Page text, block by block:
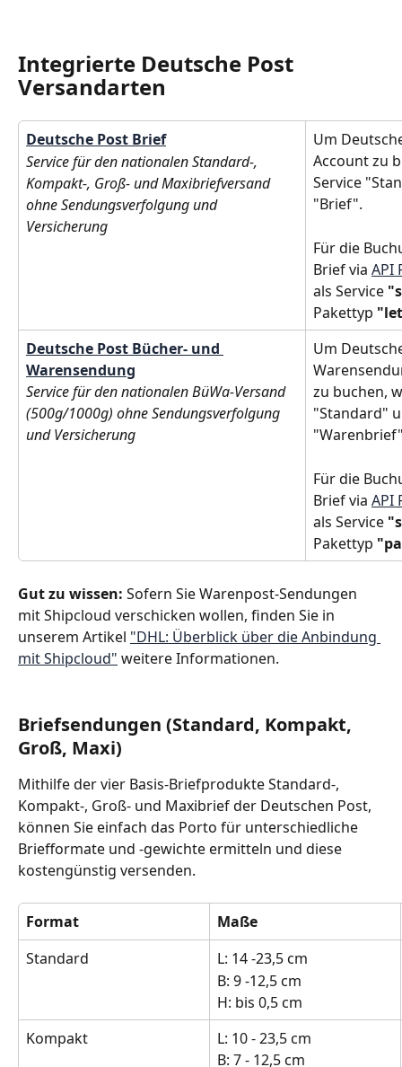
Integrierte Deutsche Post
Versandarten
Deutsche Post Brief
Service für den nationalen Standard-,
Kompakt-, Groß- und Maxibriefversand
ohne Sendungsverfolgung und
Versicherung
Um
Account zu
Service
"Brief".
Für die
Brief via API
als Service
Pakettyp
Deutsche Post Bücher- und
Warensendung
Service für den nationalen BüWa-Versand
(500g/1000g) ohne Sendungsverfolgung
und Versicherung
Um
zu buchen,
"Standard"
Für die
Brief via API
als Service
Pakettyp
Gut zu wissen: Sofern Sie Warenpost-Sendungen
mit Shipcloud verschicken wollen, finden Sie in
unserem Artikel "DHL: Überblick über die Anbindung
mit Shipcloud" weitere Informationen.
Briefsendungen (Standard, Kompakt,
Groß, Maxi)
Mithilfe der vier Basis-Briefprodukte Standard-,
Kompakt-, Groß- und Maxibrief der Deutschen Post,
können Sie einfach das Porto für unterschiedliche
Briefformate und -gewichte ermitteln und diese
kostengünstig versenden.
Format
Maße
Standard
L: 14 -23,5 cm
B: 9 -12,5 cm
H: bis 0,5 cm
Kompakt
L: 10 - 23,5 cm
B: 7 - 12,5 cm